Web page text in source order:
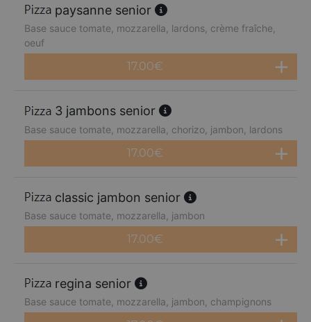
paysanne senior
Base sauce tomate, mozzarella, lardons, crème fraîche,
oeuf
17.00€
3 jambons senior
Base sauce tomate, mozzarella, chorizo, jambon, lardons
17.00€
classic jambon senior
Base sauce tomate, mozzarella, jambon
17.00€
regina senior
Base sauce tomate, mozzarella, jambon, champignons